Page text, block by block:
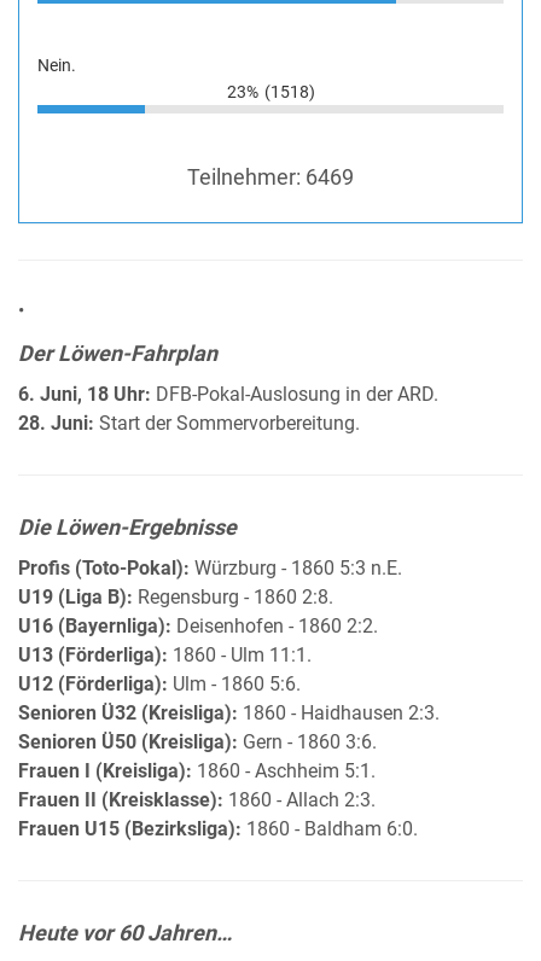
Nein.
23% (1518)
Teilnehmer: 6469
•
Der Löwen-Fahrplan
6. Juni, 18 Uhr: DFB-Pokal-Auslosung in der ARD.
28. Juni: Start der Sommervorbereitung.
Die Löwen-Ergebnisse
Profis (Toto-Pokal): Würzburg - 1860 5:3 n.E.
U19 (Liga B): Regensburg - 1860 2:8.
U16 (Bayernliga): Deisenhofen - 1860 2:2.
U13 (Förderliga): 1860 - Ulm 11:1.
U12 (Förderliga): Ulm - 1860 5:6.
Senioren Ü32 (Kreisliga): 1860 - Haidhausen 2:3.
Senioren Ü50 (Kreisliga): Gern - 1860 3:6.
Frauen I (Kreisliga): 1860 - Aschheim 5:1.
Frauen II (Kreisklasse): 1860 - Allach 2:3.
Frauen U15 (Bezirksliga): 1860 - Baldham 6:0.
Heute vor 60 Jahren…